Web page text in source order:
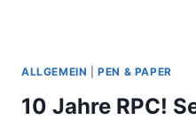
ALLGEMEIN |PEN & PAPER
10 Jahre RPC!